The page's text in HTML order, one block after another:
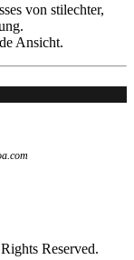
von stilechter,
Ansicht.
Reserved.